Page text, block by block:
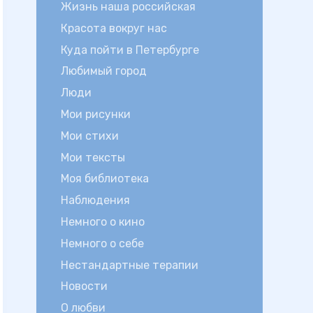
Жизнь наша российская
Красота вокруг нас
Куда пойти в Петербурге
Любимый город
Люди
Мои рисунки
Мои стихи
Мои тексты
Моя библиотека
Наблюдения
Немного о кино
Немного о себе
Нестандартные терапии
Новости
О любви